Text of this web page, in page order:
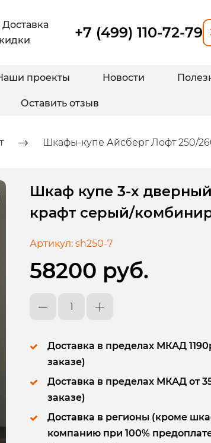
+7 (499) 110-72-79
проекты Новости
Оставить отзыв
Шкафы-купе Айсберг Лофт 250/
Шкаф купе 3-х
крафт серый/
Артикул: sh250-7
58200 руб.
Доставка в пределах МКАД
заказе)
Доставка в пределах МКАД от
заказе)
Доставка в регионы (кроме
компанию при 100%